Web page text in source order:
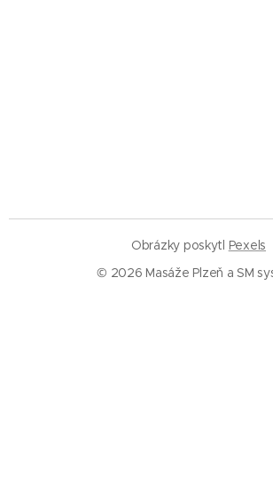
Obrázky poskytl Pexels
© 2026 Masáže Plzeň a SM